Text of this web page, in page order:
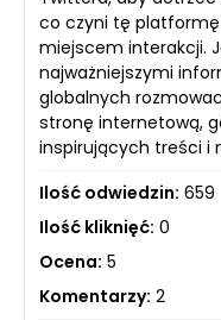
co czyni tę
miejscem interakcji.
najważniejszymi
globalnych
stronę internetową,
inspirujących treści i
Ilość odwiedzin: 659
Ilość kliknięć: 0
Ocena: 5
Komentarzy: 2